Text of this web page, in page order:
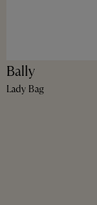
Bally
Lady Bag